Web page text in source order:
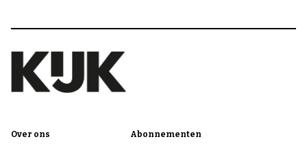
Over ons Abonnementen